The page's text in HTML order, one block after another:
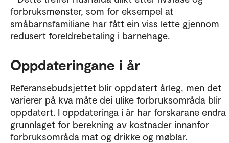
forbruksmønster, som for eksempel at
småbarnsfamiliane har fått ein viss lette gjennom
redusert foreldrebetaling i barnehage.
Oppdateringane i år
Referansebudsjettet blir oppdatert årleg, men det
varierer på kva måte dei ulike forbruksområda blir
oppdatert. I oppdateringa i år har forskarane endra
grunnlaget for berekning av kostnader innanfor
forbruksområda mat og drikke og møblar.